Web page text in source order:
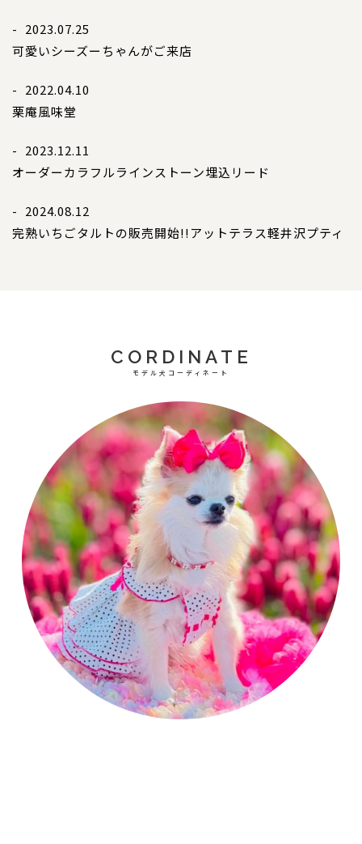
SHOP ショップ
BLOG ブログ
- 2023.07.25
可愛いシーズーちゃんがご来店
- 2022.04.10
栗庵風味堂
- 2023.12.11
オーダーカラフルラインストーン埋込リード
- 2024.08.12
完熟いちごタルトの販売開始!!アットテラス軽井沢プティ
CORDINATE
モデル犬コーディネート